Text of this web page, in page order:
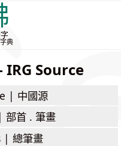
典
Source
| 中國源
部首 . 筆畫
| 總筆畫